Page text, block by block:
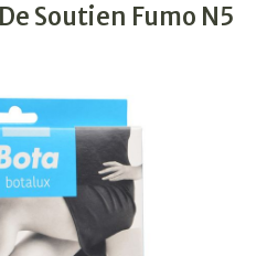
Soutien Fumo N5